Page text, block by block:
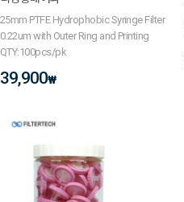
25mm PTFE Hydrophobic Syringe Filter
0.22um with Outer Ring and Printing
QTY:100pcs/pk
39,900₩